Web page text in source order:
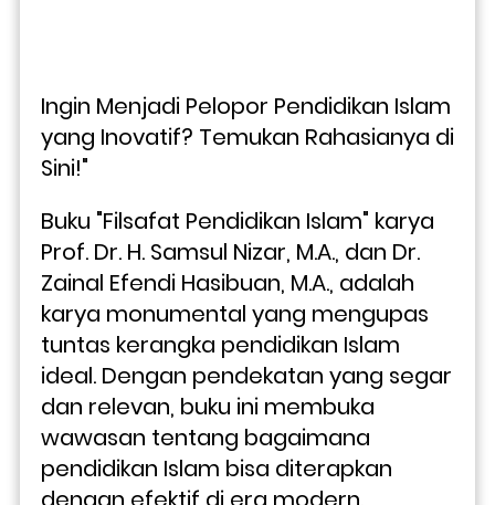
Ingin Menjadi Pelopor Pendidikan Islam
yang Inovatif? Temukan Rahasianya di
Sini!"
Buku "Filsafat Pendidikan Islam" karya
Prof. Dr. H. Samsul Nizar, M.A., dan Dr.
Zainal Efendi Hasibuan, M.A., adalah
karya monumental yang mengupas
tuntas kerangka pendidikan Islam
ideal. Dengan pendekatan yang segar
dan relevan, buku ini membuka
wawasan tentang bagaimana
pendidikan Islam bisa diterapkan